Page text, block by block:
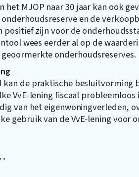
het MJOP naar 30 jaar kan ook
en de
positief zijn voor de
wees eerder al op de
onderhoudsreserves.
de praktische besluitvorming
VvE-lening fiscaal
van het eigenwoningverleden,
gebruik van de VvE-lening voor